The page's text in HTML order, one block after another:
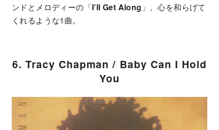
ンドとメロディーの「I’ll Get Along 」。心を和らげて
くれるような1曲。
6. Tracy Chapman / Baby Can I Hold
You